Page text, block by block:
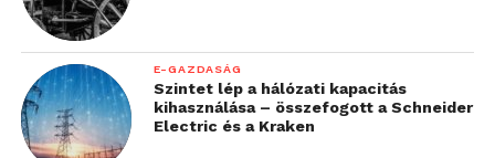
E-GAZDASÁG
Szintet lép a hálózati kapacitás
kihasználása – összefogott a Schneider
Electric és a Kraken